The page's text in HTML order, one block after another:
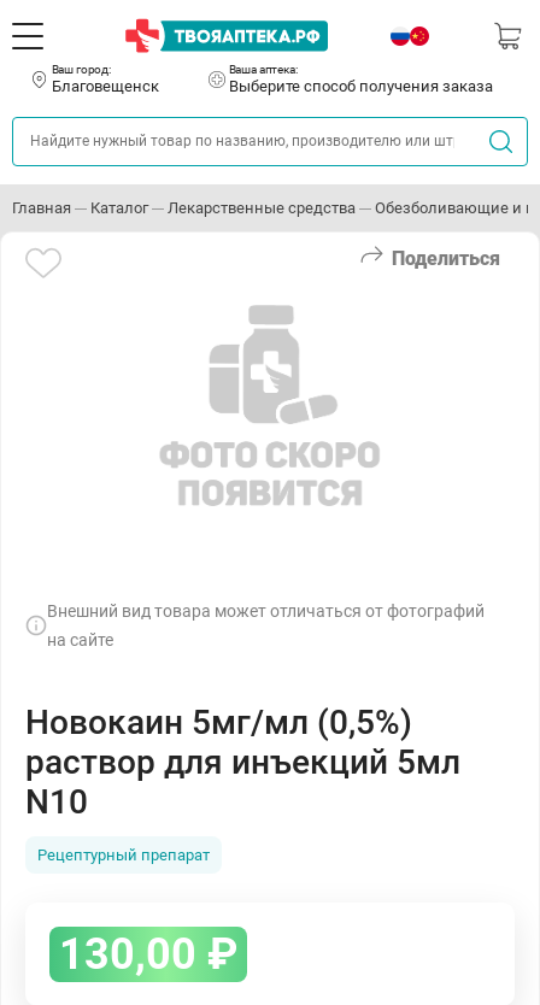
Ваш город:
Благовещенск
Ваша аптека:
Выберите способ получения заказа
Главная Каталог Лекарственные средства Обезболивающие и
Поделиться
Внешний вид товара может отличаться от фотографий
на сайте
Новокаин 5мг/мл (0,5%)
раствор для инъекций 5мл
N10
Рецептурный препарат
130,00 ₽